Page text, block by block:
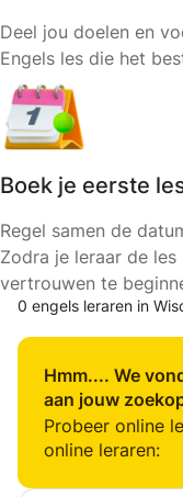
Deel jou doelen en
Engels les die het
Boek je eerste
Regel samen de
Zodra je leraar de
vertrouwen te
0 engels leraren in
Hmm.... We
aan jouw
Probeer online
online leraren: